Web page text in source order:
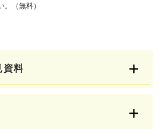
（無料）
資料